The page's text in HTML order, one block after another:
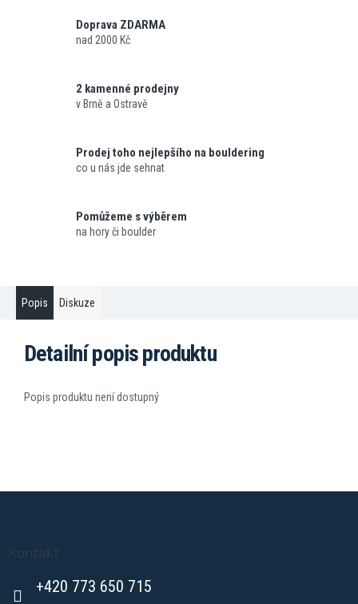
Doprava ZDARMA
nad 2000 Kč
2 kamenné prodejny
v Brně a Ostravě
Prodej toho nejlepšího na bouldering
co u nás jde sehnat
Pomůžeme s výběrem
na hory či boulder
Popis Diskuze
Detailní popis produktu
Popis produktu není dostupný
Kontakt
+420 773 650 715